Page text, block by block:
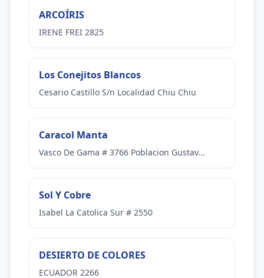
ARCOÍRIS
IRENE FREI 2825
Los Conejitos Blancos
Cesario Castillo S/n Localidad Chiu Chiu
Caracol Manta
Vasco De Gama # 3766 Poblacion Gustav...
Sol Y Cobre
Isabel La Catolica Sur # 2550
DESIERTO DE COLORES
ECUADOR 2266